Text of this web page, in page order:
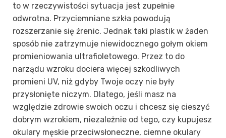
to w rzeczywistości sytuacja jest zupełnie
odwrotna. Przyciemniane szkła powodują
rozszerzanie się źrenic. Jednak taki plastik w żaden
sposób nie zatrzymuje niewidocznego gołym okiem
promieniowania ultrafioletowego. Przez to do
narządu wzroku dociera więcej szkodliwych
promieni UV, niż gdyby Twoje oczy nie były
przysłonięte niczym. Dlatego, jeśli masz na
względzie zdrowie swoich oczu i chcesz się cieszyć
dobrym wzrokiem, niezależnie od tego, czy kupujesz
okulary męskie przeciwsłoneczne, ciemne okulary